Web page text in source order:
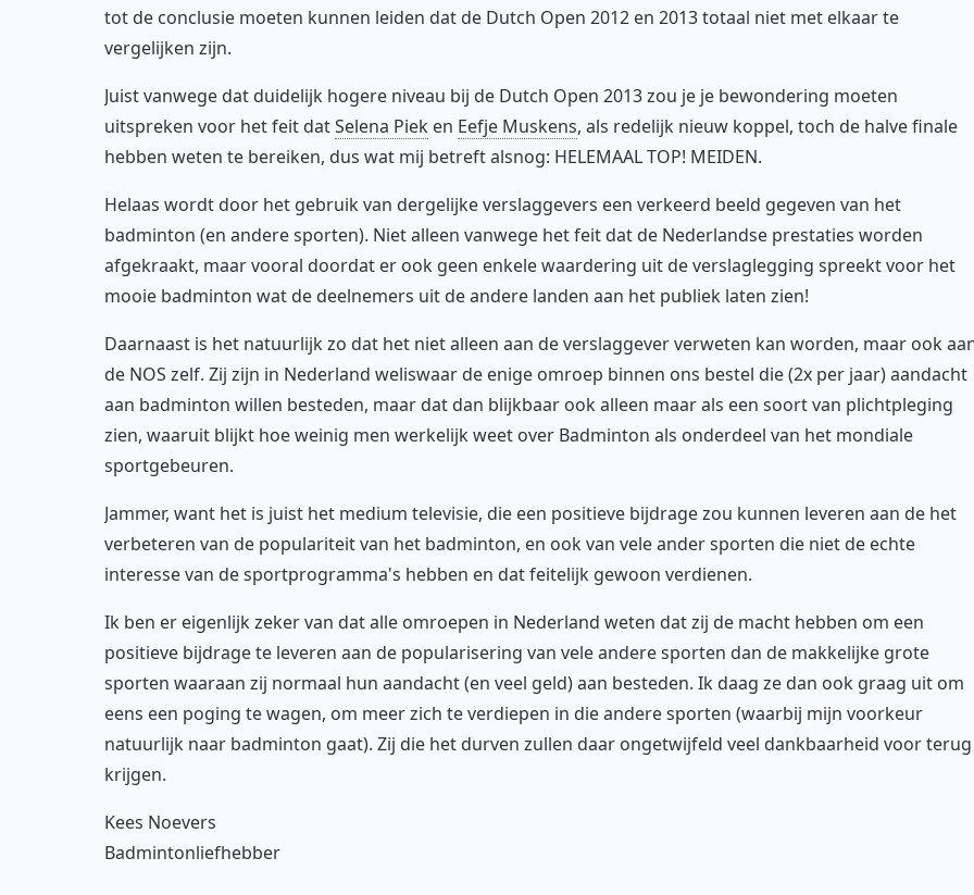
tot de conclusie moeten kunnen leiden dat de Dutch Open 2012 en 2013 totaal niet met elkaar te
vergelijken zijn.
Juist vanwege dat duidelijk hogere niveau bij de Dutch Open 2013 zou je je bewondering moeten
uitspreken voor het feit datSelena Piek en Eefje Muskens, als redelijk nieuw koppel, toch de halve finale
hebben weten te bereiken, dus wat mij betreft alsnog: HELEMAAL TOP! MEIDEN.
Helaas wordt door het gebruik van dergelijke verslaggevers een verkeerd beeld gegeven van het
badminton (en andere sporten). Niet alleen vanwege het feit dat de Nederlandse prestaties worden
afgekraakt, maar vooral doordat er ook geen enkele waardering uit de verslaglegging spreekt voor het
mooie badminton wat de deelnemers uit de andere landen aan het publiek laten zien!
Daarnaast is het natuurlijk zo dat het niet alleen aan de verslaggever verweten kan worden, maar ook
de NOS zelf. Zij zijn in Nederland weliswaar de enige omroep binnen ons bestel die (2x per jaar) aandacht
aan badminton willen besteden, maar dat dan blijkbaar ook alleen maar als een soort van plichtpleging
zien, waaruit blijkt hoe weinig men werkelijk weet over Badminton als onderdeel van het mondiale
sportgebeuren.
Jammer, want het is juist het medium televisie, die een positieve bijdrage zou kunnen leveren aan de het
verbeteren van de populariteit van het badminton, en ook van vele ander sporten die niet de echte
interesse van de sportprogramma's hebben en dat feitelijk gewoon verdienen.
Ik ben er eigenlijk zeker van dat alle omroepen in Nederland weten dat zij de macht hebben om een
positieve bijdrage te leveren aan de popularisering van vele andere sporten dan de makkelijke grote
sporten waaraan zij normaal hun aandacht (en veel geld) aan besteden. Ik daag ze dan ook graag uit om
eens een poging te wagen, om meer zich te verdiepen in die andere sporten (waarbij mijn voorkeur
natuurlijk naar badminton gaat). Zij die het durven zullen daar ongetwijfeld veel dankbaarheid voor terug
krijgen.
Kees Noevers
Badmintonliefhebber